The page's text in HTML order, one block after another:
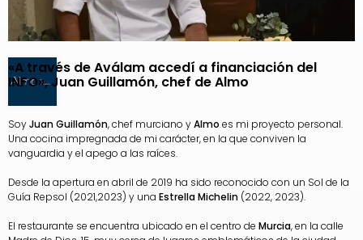
«A través deAválam accedí a financiación del
INFO», Juan Guillamón, chef de Almo
SoyJuan Guillamón, chef murciano yAlmo es mi proyecto personal.
Una cocina impregnada de mi carácter, en la que conviven la
vanguardia y el apego a las raíces.
Desde la apertura en abril de 2019 ha sido reconocido con un Sol de la
Guía Repsol (2021,2023) y una Estrella Michelin (2022, 2023).
El restaurante se encuentra ubicado en el centro de Murcia, en la calle